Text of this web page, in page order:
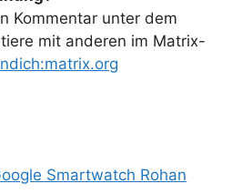
Kommentar unter dem
mit anderen im Matrix-
Smartwatch Rohan